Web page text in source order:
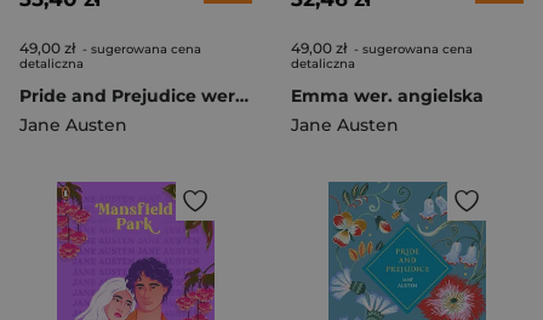
49,00 zł - sugerowana cena
detaliczna
Pride and Prejudice wer. angielska
Jane Austen
49,00 zł - sugerowana cena
detaliczna
Emma wer. angielska
Jane Austen